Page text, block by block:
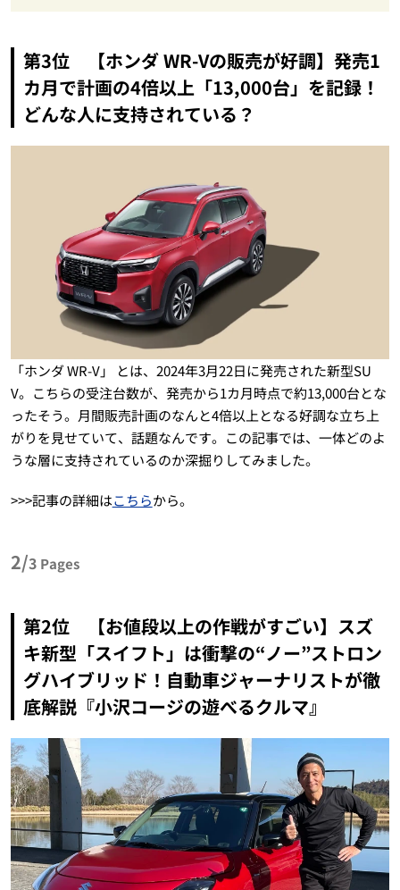
第3位 【ホンダ WR-Vの販売が好調】発売1
カ月で計画の4倍以上「13,000台」を記録！
どんな人に支持されている？
「ホンダ WR-V」 とは、2024年3月22日に発売された新型SU
V。こちらの受注台数が、発売から1カ月時点で約13,000台とな
ったそう。月間販売計画のなんと4倍以上となる好調な立ち上
がりを見せていて、話題なんです。この記事では、一体どのよ
うな層に支持されているのか深掘りしてみました。
>>>記事の詳細はこちらから。
2/3 Pages
第2位 【お値段以上の作戦がすごい】スズ
キ新型「スイフト」は衝撃の“ノー”ストロン
グハイブリッド！自動車ジャーナリストが徹
底解説『小沢コージの遊べるクルマ』